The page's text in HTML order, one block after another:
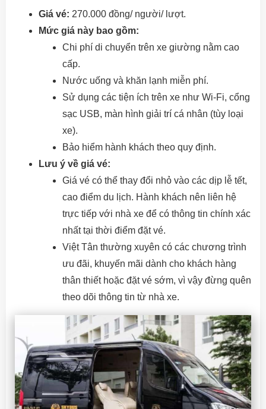
Giá vé: 270.000 đồng/ người/ lượt.
Mức giá này bao gồm:
Chi phí di chuyển trên xe giường nằm cao
cấp.
Nước uống và khăn lạnh miễn phí.
Sử dụng các tiện ích trên xe như Wi-Fi, cổng
sạc USB, màn hình giải trí cá nhân (tùy loại
xe).
Bảo hiểm hành khách theo quy định.
Lưu ý về giá vé:
Giá vé có thể thay đổi nhỏ vào các dịp lễ tết,
cao điểm du lịch. Hành khách nên liên hệ
trực tiếp với nhà xe để có thông tin chính xác
nhất tại thời điểm đặt vé.
Việt Tân thường xuyên có các chương trình
ưu đãi, khuyến mãi dành cho khách hàng
thân thiết hoặc đặt vé sớm, vì vậy đừng quên
theo dõi thông tin từ nhà xe.